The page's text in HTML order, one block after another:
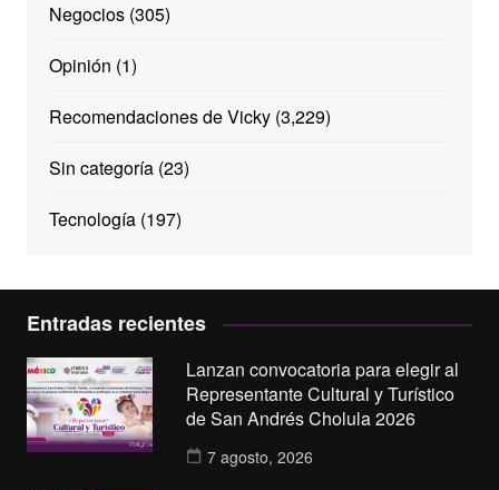
Negocios(305)
Opinión (1)
Recomendaciones de Vicky(3,229)
Sin categoría(23)
Tecnología(197)
Entradas recientes
Lanzan convocatoria para elegir al
Representante Cultural y Turístico
de San Andrés Cholula 2026
7 agosto, 2026